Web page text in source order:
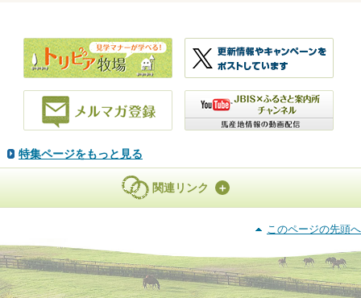
特集ページをもっと見る
関連リンク
このページの先頭へ